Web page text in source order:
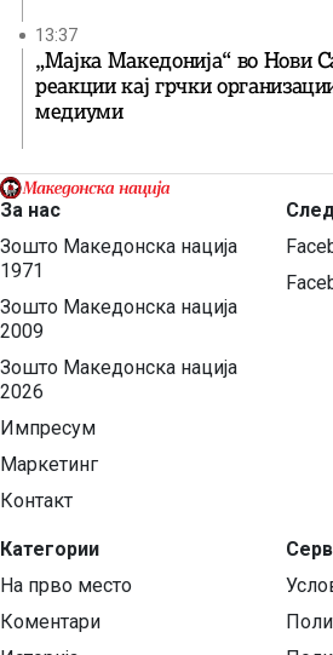
13:37
„Мајка Македонија“ во Нови
реакции кај грчки
медиуми
За нас
Зошто Македонска нација
1971
Зошто Македонска нација
2009
Зошто Македонска нација
2026
Импресум
Маркетинг
Контакт
Категории
На прво место
Коментари